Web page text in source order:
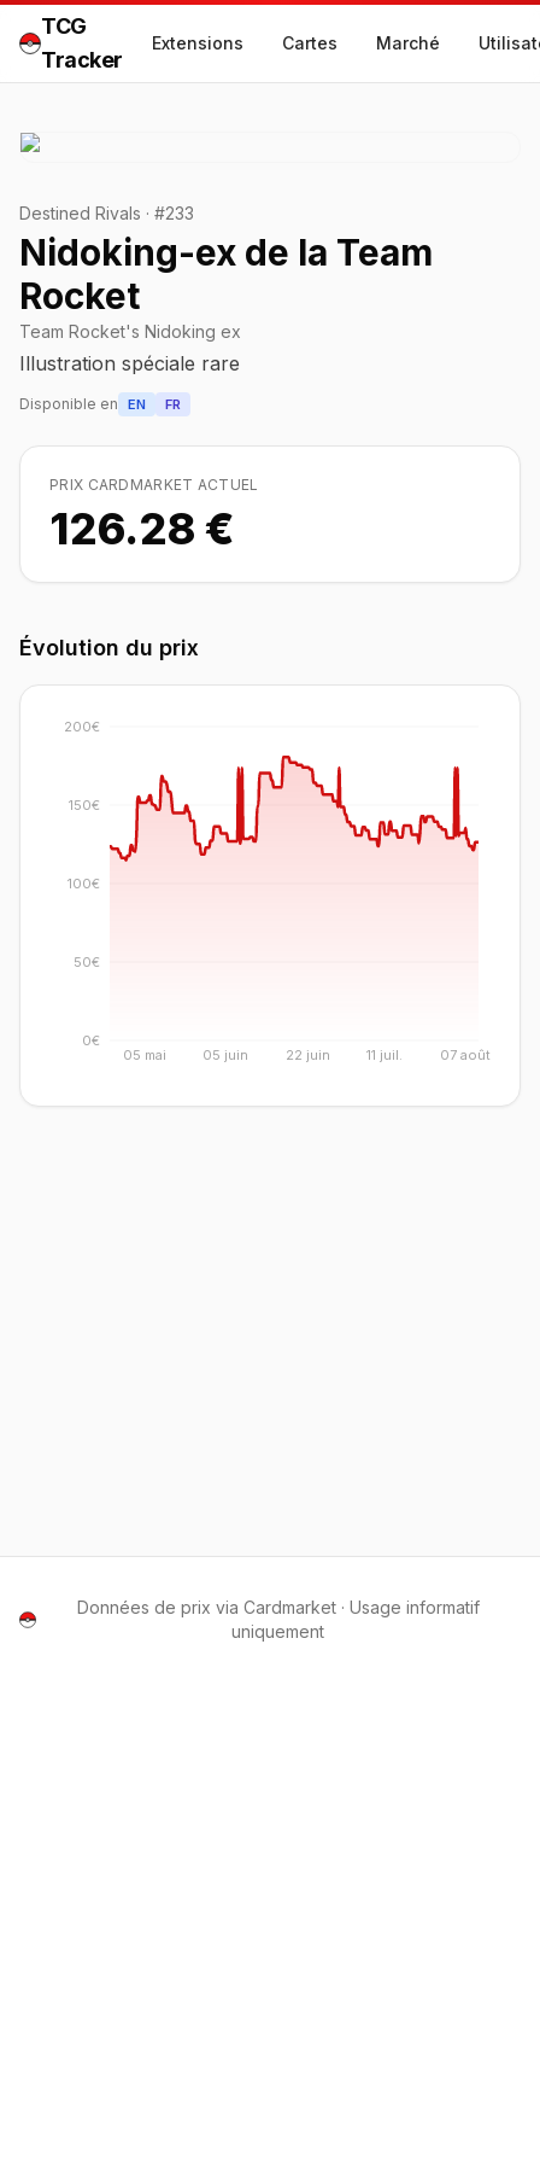
TCG
Tracker
Extensions Cartes Marché
Destined Rivals · #233
Nidoking-ex de la Team
Rocket
Team Rocket's Nidoking ex
Illustration spéciale rare
Disponible en EN FR
PRIX CARDMARKET ACTUEL
126.28 €
Évolution du prix
05 mai 05 juin 22 juin 11 juil. 07 août
0€
50€
100€
150€
200€
Données de prix via Cardmarket · Usage informatif
uniquement